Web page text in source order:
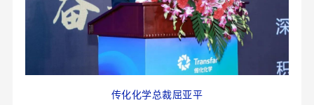
传化化学总裁屈亚平